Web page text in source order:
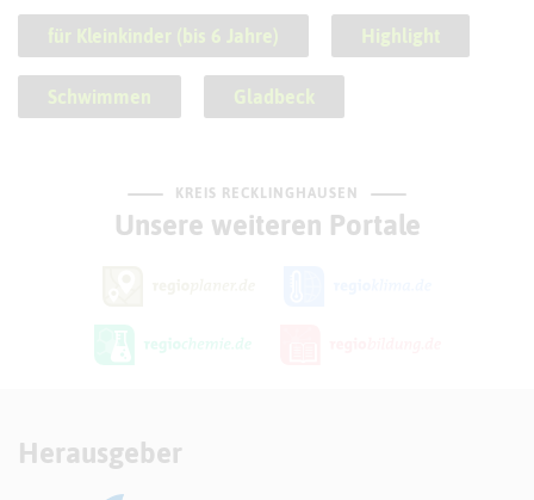
für Kleinkinder (bis 6 Jahre) Highlight
Schwimmen Gladbeck
KREIS RECKLINGHAUSEN
Unsere weiteren Portale
Herausgeber